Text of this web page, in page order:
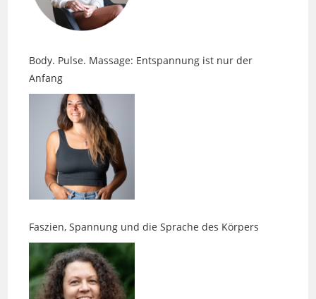
Body. Pulse. Massage: Entspannung ist nur der
Faszien, Spannung und die Sprache des Körpers